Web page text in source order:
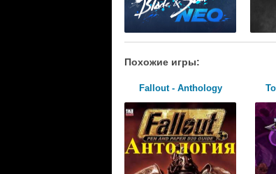
Похожие игры:
Fallout - Anthology